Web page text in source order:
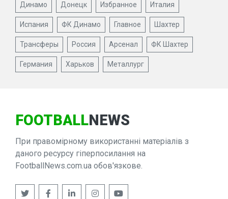
Динамо Донецк Избранное Италия
Испания ФК Динамо Главное Шахтер
Трансферы Россия Арсенал ФК Шахтер
Германия Харьков Металлург
FOOTBALLNEWS
При правомірному використанні матеріалів з
даного ресурсу гіперпосилання на
FootballNews.com.ua обов'язкове.